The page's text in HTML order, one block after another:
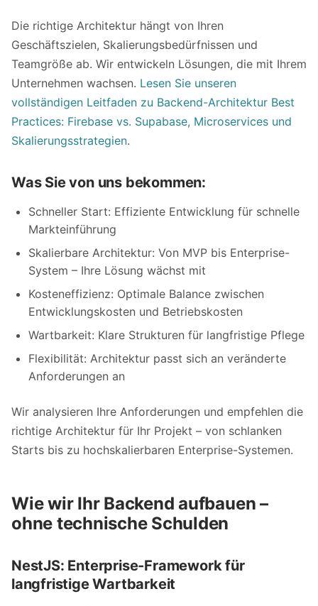
Die richtige Architektur hängt von Ihren
Geschäftszielen, Skalierungsbedürfnissen und
Teamgröße ab. Wir entwickeln Lösungen, die mit Ihrem
Unternehmen wachsen. Lesen Sie unseren
vollständigen Leitfaden zu Backend-Architektur Best
Practices: Firebase vs. Supabase, Microservices und
Skalierungsstrategien.
Was Sie von uns bekommen:
Schneller Start: Effiziente Entwicklung für schnelle
Markteinführung
Skalierbare Architektur: Von MVP bis Enterprise-
System – Ihre Lösung wächst mit
Kosteneffizienz: Optimale Balance zwischen
Entwicklungskosten und Betriebskosten
Wartbarkeit: Klare Strukturen für langfristige Pflege
Flexibilität: Architektur passt sich an veränderte
Anforderungen an
Wir analysieren Ihre Anforderungen und empfehlen die
richtige Architektur für Ihr Projekt – von schlanken
Starts bis zu hochskalierbaren Enterprise-Systemen.
Wie wir Ihr Backend aufbauen –
ohne technische Schulden
NestJS: Enterprise-Framework für
langfristige Wartbarkeit